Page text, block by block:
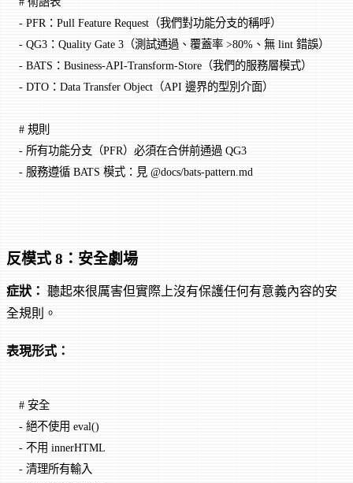
- PFR：Pull Feature Request（我們對功能分支的稱呼）
- QG3：Quality Gate 3（測試通過、覆蓋率 >80%、無 lint 錯誤）
- BATS：Business-API-Transform-Store（我們的服務層模式）
- DTO：Data Transfer Object（API 邊界的型別介面）
# 規則
- 所有功能分支（PFR）必須在合併前通過 QG3
- 服務遵循 BATS 模式：見 @docs/bats-pattern.md
反模式 8：安全劇場
症狀： 聽起來很厲害但實際上沒有保護任何有意義內容的安
全規則。
表現形式：
# 安全
- 絕不使用 eval()
- 不用 innerHTML
- 清理所有輸入